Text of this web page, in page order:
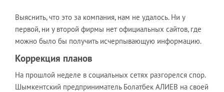
Выяснить, что это за компания, нам не удалось. Ни у
первой, ни у второй фирмы нет официальных сайтов, где
можно было бы получить исчерпывающую информацию.
Коррекция планов
На прошлой неделе в социальных сетях разгорелся спор.
Шымкентский предприниматель Болатбек АЛИЕВ на своей